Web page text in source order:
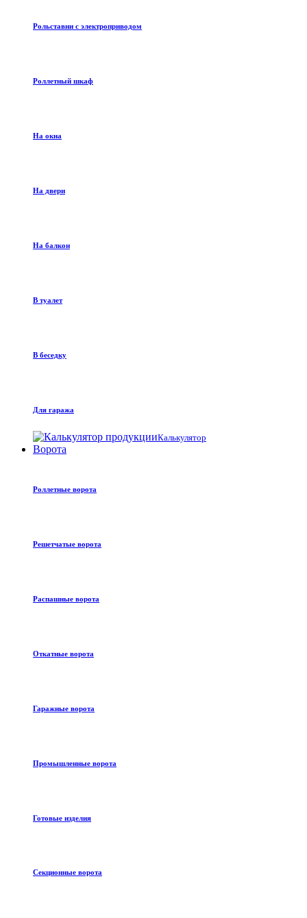
Рольставни с электроприводом
Роллетный шкаф
На окна
На двери
На балкон
В туалет
В беседку
Для гаража
Калькулятор
Ворота
Роллетные ворота
Решетчатые ворота
Распашные ворота
Откатные ворота
Гаражные ворота
Промышленные ворота
Готовые изделия
Секционные ворота